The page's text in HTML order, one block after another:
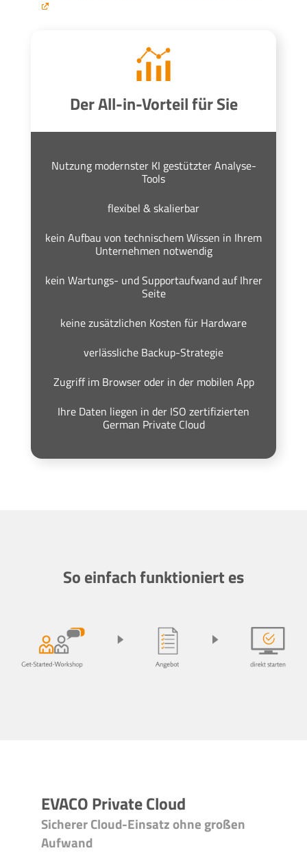
Der All-in-Vorteil für Sie
Nutzung modernster KI gestützter Analyse-
Tools
flexibel & skalierbar
kein Aufbau von technischem Wissen in Ihrem
Unternehmen notwendig
kein Wartungs- und Supportaufwand auf Ihrer
Seite
keine zusätzlichen Kosten für Hardware
verlässliche Backup-Strategie
Zugriff im Browser oder in der mobilen App
Ihre Daten liegen in der ISO zertifizierten
German Private Cloud
So einfach funktioniert es
EVACO Private Cloud
Sicherer Cloud-Einsatz ohne großen
Aufwand